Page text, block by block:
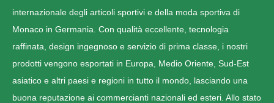
internazionale degli articoli sportivi e della moda sportiva di
Monaco in Germania. Con qualità eccellente, tecnologia
raffinata, design ingegnoso e servizio di prima classe, i nostri
prodotti vengono esportati in Europa, Medio Oriente, Sud-Est
asiatico e altri paesi e regioni in tutto il mondo, lasciando una
buona reputazione ai commercianti nazionali ed esteri. Allo stato